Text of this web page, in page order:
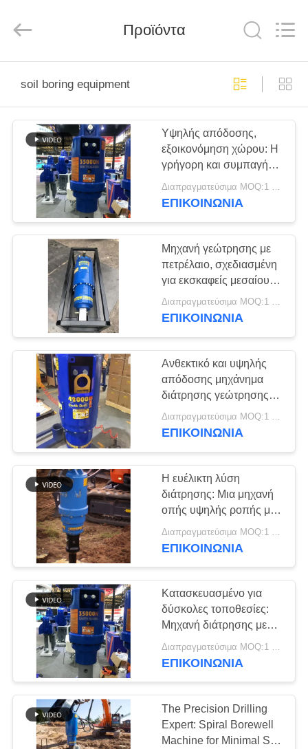
ΠΡΟΪΌΝΤΑ
ΠΑΡΟΥΣΙΆΣΤΕ
ΠΕΡΊΠΟΥ
ΕΜΕΊΣ
ΓΎΡΟΣ
ΕΡΓΟΣΤΑΣΊΩΝ
ΠΟΙΟΤΙΚΌΣ
ΈΛΕΓΧΟΣ
ΜΑΣ
ΕΛΆΤΕ
ΣΕ
ΕΠΑΦΉ
ΕΙΔΉΣΕΙΣ
ΠΕΡΙΠΤΏΣΕΙΣ
ΖΗΤΉΣΤΕ
ΈΝΑ
ΑΠΌΣΠΑΣΜΑ
SITEMAP
Machinery
Προϊόντα
soil boring equipment
Υψηλής απόδοσης,
εξοικονόμηση χώρου: Η
γρήγορη και συμπαγής
μηχανή διάτρησης με
διάτρηση
Διαπραγματεύσιμα MOQ:1 ομάδα
ΕΠΙΚΟΙΝΩΝΙΑ
Μηχανή γεώτρησης με
πετρέλαιο, σχεδιασμένη
για εκσκαφείς μεσαίου
μεγέθους 24-50 τόννων
Διαπραγματεύσιμα MOQ:1 ομάδα
ΕΠΙΚΟΙΝΩΝΙΑ
Ανθεκτικό και υψηλής
απόδοσης μηχάνημα
διάτρησης γεώτρησης
κατασκευασμένο για
απαιτητικά έργα
Διαπραγματεύσιμα MOQ:1 ομάδα
ΕΠΙΚΟΙΝΩΝΙΑ
Η ευέλικτη λύση
διάτρησης: Μια μηχανή
οπής υψηλής ροπής με
οριζόντια ικανότητα
ΕΠΙΚΟΙΝΩΝΙΑ
Κατασκευασμένο για
δύσκολες τοποθεσίες:
Μηχανή διάτρησης με
γεώτρηση με
σταθερότητα βράχου και
Διαπραγματεύσιμα MOQ:1 ομάδα
ΕΠΙΚΟΙΝΩΝΙΑ
The Precision Drilling
Expert: Spiral Borewell
Machine for Minimal Site